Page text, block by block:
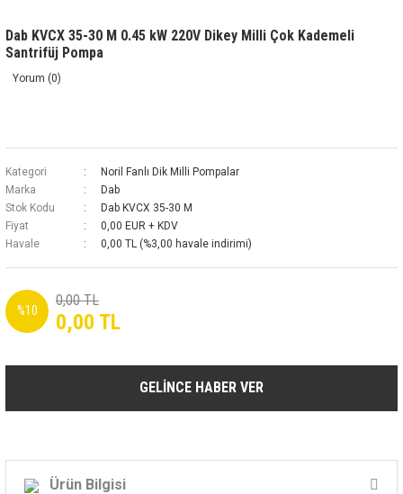
Dab KVCX 35-30 M 0.45 kW 220V Dikey Milli Çok Kademeli
Santrifüj Pompa
Yorum (0)
Kategori
Noril Fanlı Dik Milli Pompalar
Marka
Dab
Stok Kodu
Dab KVCX 35-30 M
Fiyat
0,00 EUR + KDV
Havale
0,00 TL (%3,00 havale indirimi)
%10
0,00 TL
0,00 TL
GELİNCE HABER VER
Ürün Bilgisi